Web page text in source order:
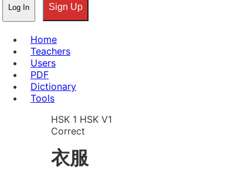
Log In Sign Up
Home
Teachers
Users
PDF
Dictionary
Tools
HSK 1 HSK V1
Correct
衣服